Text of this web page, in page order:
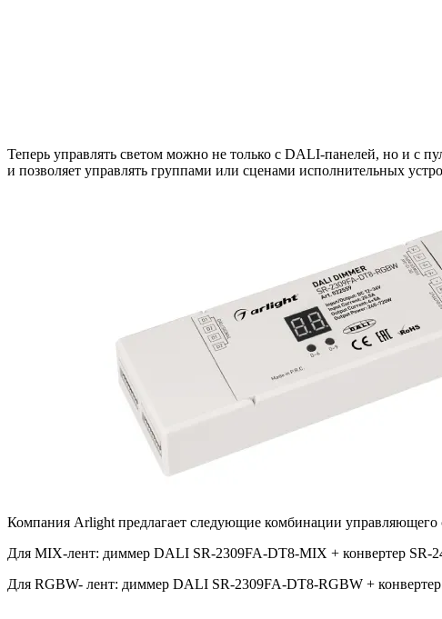
Теперь управлять светом можно не только с DALI-панелей, но и с
и позволяет управлять группами или сценами исполнительных
Компания Arlight предлагает следующие комбинации управляющего
Для MIX-лент: диммер DALI SR-2309FA-DT8-MIX + конвертер SR-
Для RGBW- лент: диммер DALI SR-2309FA-DT8-RGBW +